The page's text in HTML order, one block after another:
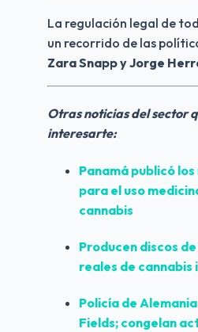
La regulación legal de
un recorrido de las
Zara Snapp y Jorge
Otras noticias del sector
interesarte:
Panamá publicó
para el uso
cannabis
Producen discos
reales de cannabis
Policía de
Fields; congelan